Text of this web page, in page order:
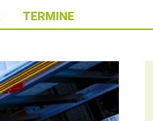
TERMINE